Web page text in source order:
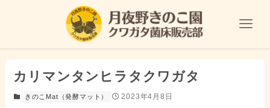
カリマンタンヒラタクワガタ
きのこMat（発酵マット） 2023年4月8日